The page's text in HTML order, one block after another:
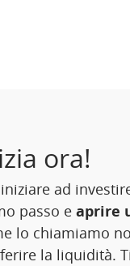
ora!
ad
passo e aprire
lo chiamiamo
la liquidità.